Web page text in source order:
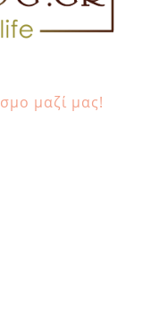
μαζί μας!